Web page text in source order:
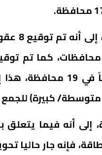
الشوارع في 6 محافظات،
كبيرة) للجمع
إلى أنه فيما
فإنه جار حاليا
خشبية بفناء مقبرة